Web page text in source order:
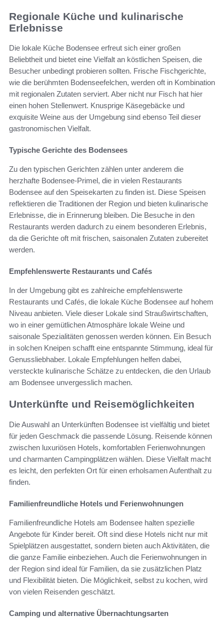
Regionale Küche und kulinarische
Erlebnisse
Die lokale Küche Bodensee erfreut sich einer großen
Beliebtheit und bietet eine Vielfalt an köstlichen Speisen, die
Besucher unbedingt probieren sollten. Frische Fischgerichte,
wie die berühmten Bodenseefelchen, werden oft in Kombination
mit regionalen Zutaten serviert. Aber nicht nur Fisch hat hier
einen hohen Stellenwert. Knusprige Käsegebäcke und
exquisite Weine aus der Umgebung sind ebenso Teil dieser
gastronomischen Vielfalt.
Typische Gerichte des Bodensees
Zu den typischen Gerichten zählen unter anderem die
herzhafte Bodensee-Primel, die in vielen Restaurants
Bodensee auf den Speisekarten zu finden ist. Diese Speisen
reflektieren die Traditionen der Region und bieten kulinarische
Erlebnisse, die in Erinnerung bleiben. Die Besuche in den
Restaurants werden dadurch zu einem besonderen Erlebnis,
da die Gerichte oft mit frischen, saisonalen Zutaten zubereitet
werden.
Empfehlenswerte Restaurants und Cafés
In der Umgebung gibt es zahlreiche empfehlenswerte
Restaurants und Cafés, die lokale Küche Bodensee auf hohem
Niveau anbieten. Viele dieser Lokale sind Straußwirtschaften,
wo in einer gemütlichen Atmosphäre lokale Weine und
saisonale Spezialitäten genossen werden können. Ein Besuch
in solchen Kneipen schafft eine entspannte Stimmung, ideal für
Genussliebhaber. Lokale Empfehlungen helfen dabei,
versteckte kulinarische Schätze zu entdecken, die den Urlaub
am Bodensee unvergesslich machen.
Unterkünfte und Reisemöglichkeiten
Die Auswahl an Unterkünften Bodensee ist vielfältig und bietet
für jeden Geschmack die passende Lösung. Reisende können
zwischen luxuriösen Hotels, komfortablen Ferienwohnungen
und charmanten Campingplätzen wählen. Diese Vielfalt macht
es leicht, den perfekten Ort für einen erholsamen Aufenthalt zu
finden.
Familienfreundliche Hotels und Ferienwohnungen
Familienfreundliche Hotels am Bodensee halten spezielle
Angebote für Kinder bereit. Oft sind diese Hotels nicht nur mit
Spielplätzen ausgestattet, sondern bieten auch Aktivitäten, die
die ganze Familie einbeziehen. Auch die Ferienwohnungen in
der Region sind ideal für Familien, da sie zusätzlichen Platz
und Flexibilität bieten. Die Möglichkeit, selbst zu kochen, wird
von vielen Reisenden geschätzt.
Camping und alternative Übernachtungsarten